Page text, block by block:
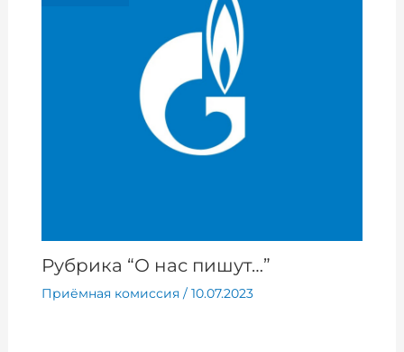
Рубрика “О нас пишут…”
Приёмная комиссия / 10.07.2023